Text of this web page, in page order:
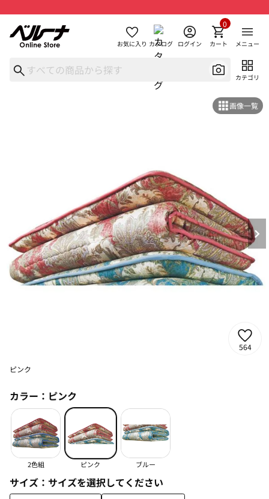
お気に入り カタログ ログイン カート
0
メニュー
カテゴリ
画像一覧
564
ピンク
カラー： ピンク
2色組 ピンク ブルー
サイズ： サイズを選択してください